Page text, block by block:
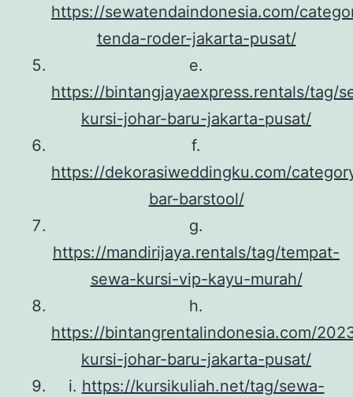
https://sewatendaindonesia.com/
tenda-roder-jakarta-pusat/
e.
https://bintangjayaexpress.rentals/tag/
kursi-johar-baru-jakarta-pusat/
f.
https://dekorasiweddingku.com/
bar-barstool/
g.
https://mandirijaya.rentals/tag/tempat-
sewa-kursi-vip-kayu-murah/
h.
https://bintangrentalindonesia.com/
kursi-johar-baru-jakarta-pusat/
i. https://kursikuliah.net/tag/sewa-